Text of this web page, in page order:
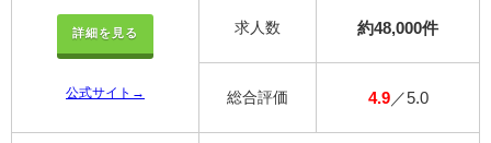
詳細を見る
公式サイト→
求人数 約48,000件
総合評価 4.9／5.0